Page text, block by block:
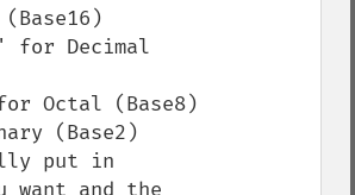
(Base16)
for Decimal
Octal (Base8)
(Base2)
put in
want and the